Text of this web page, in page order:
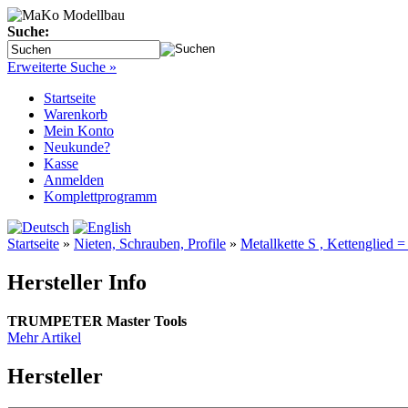
Suche:
Erweiterte Suche »
Startseite
Warenkorb
Mein Konto
Neukunde?
Kasse
Anmelden
Komplettprogramm
Startseite » Nieten, Schrauben, Profile » Metallkette S , Kettenglied
Hersteller Info
TRUMPETER Master Tools
Mehr Artikel
Hersteller